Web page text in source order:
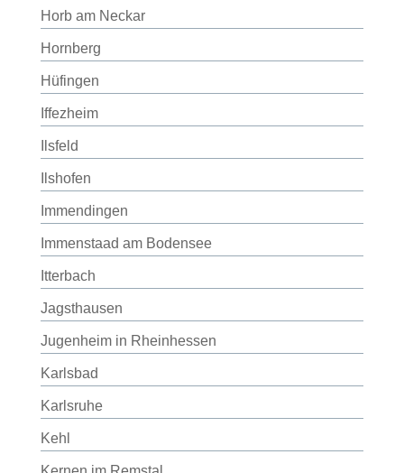
Horb am Neckar
Hornberg
Hüfingen
Iffezheim
Ilsfeld
Ilshofen
Immendingen
Immenstaad am Bodensee
Itterbach
Jagsthausen
Jugenheim in Rheinhessen
Karlsbad
Karlsruhe
Kehl